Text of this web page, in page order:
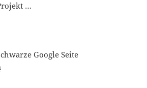
…
Google Seite